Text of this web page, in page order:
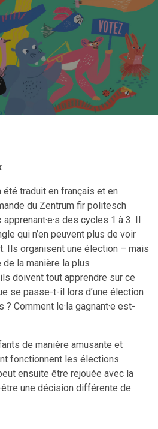
été traduit en français et en
du Zentrum fir politesch
apprenant·e·s des cycles 1 à 3. Il
qui n’en peuvent plus de voir
Ils organisent une élection – mais
la manière la plus
doivent tout apprendre sur ce
se passe-t-il lors d’une élection
? Comment le·la gagnant·e est-
de manière amusante et
fonctionnent les élections.
ensuite être rejouée avec la
une décision différente de